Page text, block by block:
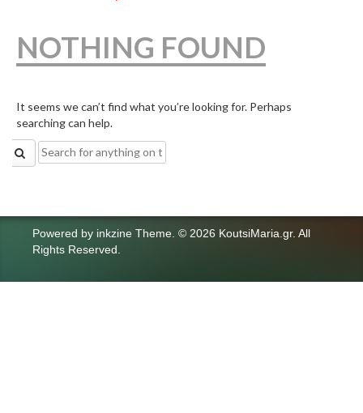
NOTHING FOUND
It seems we can’t find what you’re looking for. Perhaps
searching can help.
Search
for:
Powered by inkzine Theme © 2026 KoutsiMaria.gr. All
Rights Reserved.